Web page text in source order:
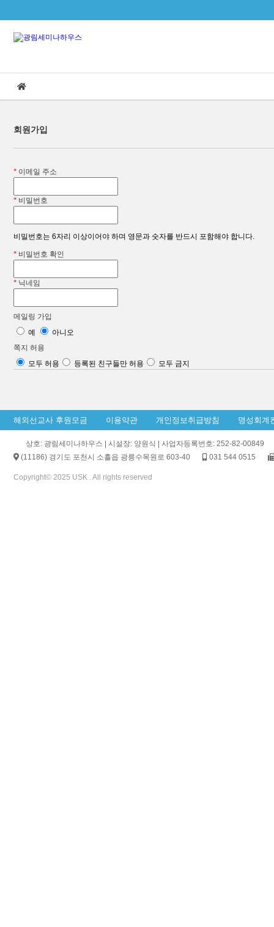
회원가입
* 이메일 주소
* 비밀번호
비밀번호는 6자리 이상이어야 하며 영문과 숫자를 반드시 포함해야 합니다.
* 비밀번호 확인
* 닉네임
메일링 가입
예
아니오
쪽지 허용
모두 허용
등록된 친구들만 허용 모두 금지
해외선교사 후원모금 이용약관 개인정보취급방침 명성회계
상호: 광림세미나하우스 | 시설장: 양원식 | 사업자등록번호: 252-82-00849
(11186) 경기도 포천시 소흘읍 광릉수목원로 603-40
031 544 0515
Copyright© 2025 USK . All rights reserved